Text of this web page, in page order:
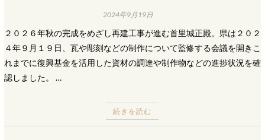
2024年9月19日
２０２６年秋の完成をめざし再建工事が進む首里城正殿。県は２０２
４年９月１９日、瓦や彫刻などの制作について監修する会議を開きこ
れまでに復興基金を活用した資材の調達や制作物などの進捗状況を確
認しました。 …
続きを読む